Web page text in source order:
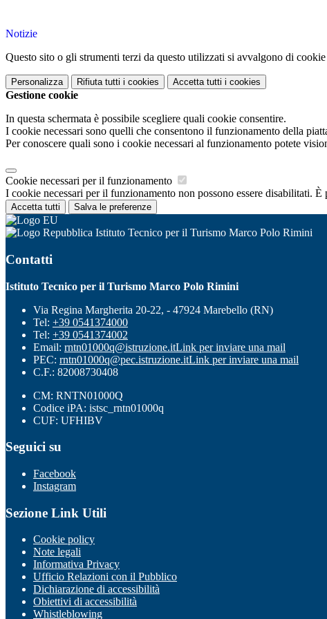
Notizie
Questo sito o gli strumenti terzi da questo utilizzati si avvalgono di
Personalizza Rifiuta tutti i cookies Accetta tutti i cookies
Gestione cookie
In questa schermata è possibile scegliere quali cookie consentire.
I cookie necessari sono quelli che consentono il funzionamento della
Per conoscere quali sono i cookie necessari al funzionamento potete
Cookie necessari per il funzionamento
I cookie necessari per il funzionamento non possono essere disabilitati.
Accetta tutti Salva le preferenze
Istituto Tecnico per il Turismo Marco Polo Rimini
Contatti
Istituto Tecnico per il Turismo Marco Polo Rimini
Via Regina Margherita 20-22, - 47924 Marebello (RN)
Tel: +39 0541374000
Tel: +39 0541374002
Email: rntn01000q@istruzione.itLink per inviare una mail
PEC: rntn01000q@pec.istruzione.itLink per inviare una mail
C.F.: 82008730408
CM: RNTN01000Q
Codice iPA: istsc_rntn01000q
CUF: UFHIBV
Seguici su
Facebook
Instagram
Sezione Link Utili
Cookie policy
Note legali
Informativa Privacy
Ufficio Relazioni con il Pubblico
Dichiarazione di accessibilità
Obiettivi di accessibilità
Whistleblowing